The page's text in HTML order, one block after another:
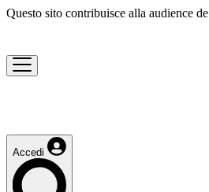
Questo sito contribuisce alla audience de
Accedi